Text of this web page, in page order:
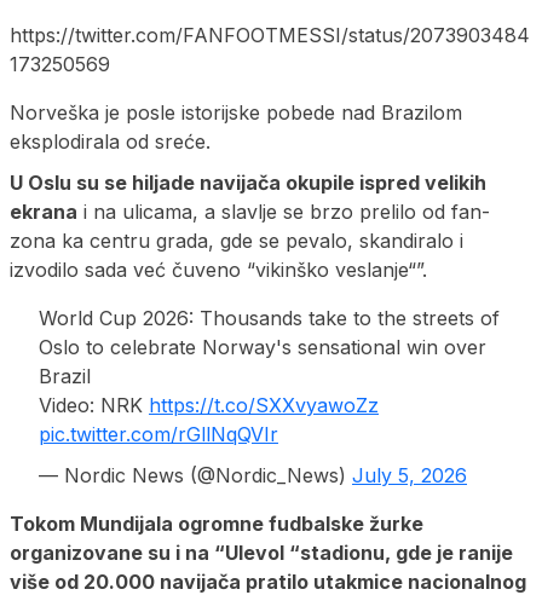
https://twitter.com/FANFOOTMESSI/status/2073903484
173250569
Norveška je posle istorijske pobede nad Brazilom
eksplodirala od sreće.
U Oslu su se hiljade navijača okupile ispred velikih
ekrana i na ulicama, a slavlje se brzo prelilo od fan-
zona ka centru grada, gde se pevalo, skandiralo i
izvodilo sada već čuveno “vikinško veslanje“”.
World Cup 2026: Thousands take to the streets of
Oslo to celebrate Norway's sensational win over
Brazil
Video: NRK https://t.co/SXXvyawoZz
pic.twitter.com/rGllNqQVIr
— Nordic News (@Nordic_News) July 5, 2026
Tokom Mundijala ogromne fudbalske žurke
organizovane su i na “Ulevol “stadionu, gde je ranije
više od 20.000 navijača pratilo utakmice nacionalnog